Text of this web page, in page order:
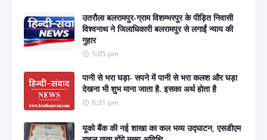
उतरौला बलरामपुर-ग्राम विशम्भरपुर के पीड़ित निवासी
विश्वनाथ ने जिलाधिकारी बलरामपुर से लगाईं न्याय की
गुहार
5:05 pm
पानी से भरा घड़ा- सपने में पानी से भरा कलश और घड़ा
देखना भी शुभ माना जाता है. इसका अर्थ होता है
6:31 pm
यूको बैंक की नई शाखा का कल भव्य उद्घाटन, एसडीएम